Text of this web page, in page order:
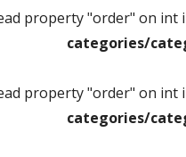
property "order" on int
categories/
property "order" on int
categories/